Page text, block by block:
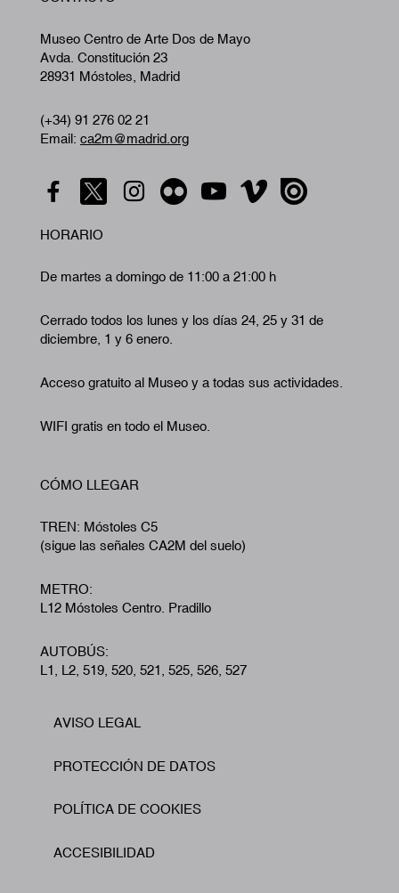
Museo Centro de Arte Dos de Mayo
Avda. Constitución 23
28931 Móstoles, Madrid
(+34) 91 276 02 21
Email: ca2m@madrid.org
HORARIO
De martes a domingo de 11:00 a 21:00 h
Cerrado todos los lunes y los días 24, 25 y 31 de
diciembre, 1 y 6 enero.
Acceso gratuito al Museo y a todas sus actividades.
WIFI gratis en todo el Museo.
CÓMO LLEGAR
TREN: Móstoles C5
(sigue las señales CA2M del suelo)
METRO:
L12 Móstoles Centro. Pradillo
AUTOBÚS:
L1, L2, 519, 520, 521, 525, 526, 527
Footer
AVISO LEGAL
PROTECCIÓN DE DATOS
POLÍTICA DE COOKIES
ACCESIBILIDAD